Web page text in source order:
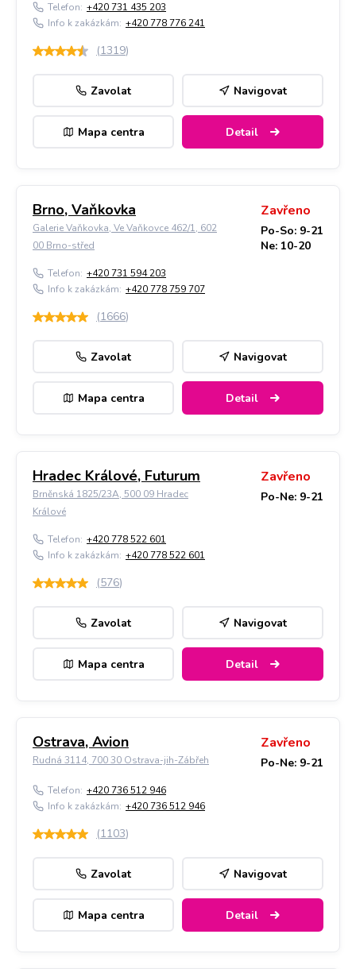
Telefon: +420 731 435 203
Info k zakázkám: +420 778 776 241
(1319)
Zavolat Navigovat
Mapa centra Detail
Brno, Vaňkovka
Galerie Vaňkovka, Ve Vaňkovce 462/1, 602
00 Brno-střed
Zavřeno
Po-So: 9-21
Ne: 10-20
Telefon: +420 731 594 203
Info k zakázkám: +420 778 759 707
(1666)
Zavolat Navigovat
Mapa centra Detail
Hradec Králové, Futurum
Brněnská 1825/23A, 500 09 Hradec
Králové
Zavřeno
Po-Ne: 9-21
Telefon: +420 778 522 601
Info k zakázkám: +420 778 522 601
(576)
Zavolat Navigovat
Mapa centra Detail
Ostrava, Avion
Rudná 3114, 700 30 Ostrava-jih-Zábřeh
Zavřeno
Po-Ne: 9-21
Telefon: +420 736 512 946
Info k zakázkám: +420 736 512 946
(1103)
Zavolat Navigovat
Mapa centra Detail